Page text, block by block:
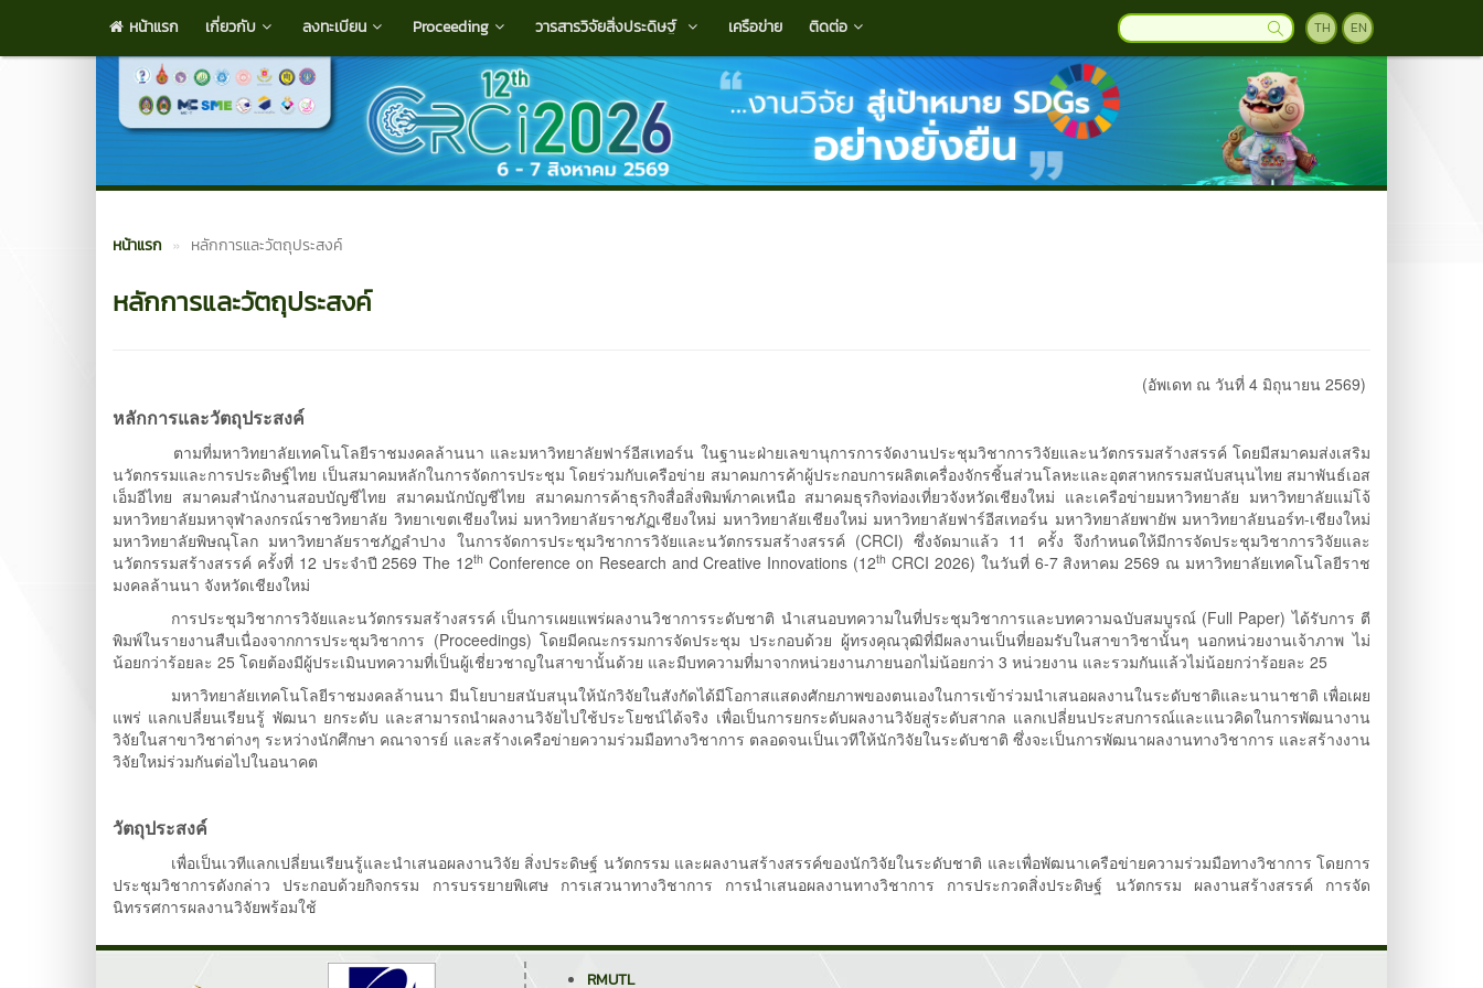
หน้าแรก เกี่ยวกับ ลงทะเบียน Proceeding วารสารวิจัยสิ่งประดิษฐ์ เครือข่าย ติดต่อ TH EN
หน้าแรก หลักการและวัตถุประสงค์
หลักการและวัตถุประสงค์
(อัพเดท ณ วันที่ 4 มิถุนายน 2569)
หลักการและวัตถุประสงค์
ตามที่มหาวิทยาลัยเทคโนโลยีราชมงคลล้านนา และมหาวิทยาลัยฟาร์อีสเทอร์น ในฐานะฝ่ายเลขานุการการจัดงานประชุมวิชาการวิจัยและนวัตกรรมสร้างสรรค์ โดยมีสมาคมส่งเสริม
นวัตกรรมและการประดิษฐ์ไทย เป็นสมาคมหลักในการจัดการประชุม โดยร่วมกับเครือข่าย สมาคมการค้าผู้ประกอบการผลิตเครื่องจักรชิ้นส่วนโลหะและอุตสาหกรรมสนับสนุนไทย สมาพันธ์เอส
เอ็มอีไทย สมาคมสำนักงานสอบบัญชีไทย สมาคมนักบัญชีไทย สมาคมการค้าธุรกิจสื่อสิ่งพิมพ์ภาคเหนือ สมาคมธุรกิจท่องเที่ยวจังหวัดเชียงใหม่ และเครือข่ายมหาวิทยาลัย มหาวิทยาลัยแม่โจ้
มหาวิทยาลัยมหาจุฬาลงกรณ์ราชวิทยาลัย วิทยาเขตเชียงใหม่ มหาวิทยาลัยราชภัฏเชียงใหม่ มหาวิทยาลัยเชียงใหม่ มหาวิทยาลัยฟาร์อีสเทอร์น มหาวิทยาลัยพายัพ มหาวิทยาลัยนอร์ท-เชียงใหม่
มหาวิทยาลัยพิษณุโลก มหาวิทยาลัยราชภัฏลำปาง ในการจัดการประชุมวิชาการวิจัยและนวัตกรรมสร้างสรรค์ (CRCI) ซึ่งจัดมาแล้ว 11 ครั้ง จึงกำหนดให้มีการจัดประชุมวิชาการวิจัยและ
นวัตกรรมสร้างสรรค์ ครั้งที่ 12 ประจำปี 2569 The 12th Conference on Research and Creative Innovations (12th CRCI 2026) ในวันที่ 6-7 สิงหาคม 2569 ณ มหาวิทยาลัยเทคโนโลยีราช
มงคลล้านนา จังหวัดเชียงใหม่
การประชุมวิชาการวิจัยและนวัตกรรมสร้างสรรค์ เป็นการเผยแพร่ผลงานวิชาการระดับชาติ นำเสนอบทความในที่ประชุมวิชาการและบทความฉบับสมบูรณ์ (Full Paper) ได้รับการ ตี
พิมพ์ในรายงานสืบเนื่องจากการประชุมวิชาการ (Proceedings) โดยมีคณะกรรมการจัดประชุม ประกอบด้วย ผู้ทรงคุณวุฒิที่มีผลงานเป็นที่ยอมรับในสาขาวิชานั้นๆ นอกหน่วยงานเจ้าภาพ ไม่
น้อยกว่าร้อยละ 25 โดยต้องมีผู้ประเมินบทความที่เป็นผู้เชี่ยวชาญในสาขานั้นด้วย และมีบทความที่มาจากหน่วยงานภายนอกไม่น้อยกว่า 3 หน่วยงาน และรวมกันแล้วไม่น้อยกว่าร้อยละ 25
มหาวิทยาลัยเทคโนโลยีราชมงคลล้านนา มีนโยบายสนับสนุนให้นักวิจัยในสังกัดได้มีโอกาสแสดงศักยภาพของตนเองในการเข้าร่วมนำเสนอผลงานในระดับชาติและนานาชาติ เพื่อเผย
แพร่ แลกเปลี่ยนเรียนรู้ พัฒนา ยกระดับ และสามารถนำผลงานวิจัยไปใช้ประโยชน์ได้จริง เพื่อเป็นการยกระดับผลงานวิจัยสู่ระดับสากล แลกเปลี่ยนประสบการณ์และแนวคิดในการพัฒนางาน
วิจัยในสาขาวิชาต่างๆ ระหว่างนักศึกษา คณาจารย์ และสร้างเครือข่ายความร่วมมือทางวิชาการ ตลอดจนเป็นเวทีให้นักวิจัยในระดับชาติ ซึ่งจะเป็นการพัฒนาผลงานทางวิชาการ และสร้างงาน
วิจัยใหม่ร่วมกันต่อไปในอนาคต
วัตถุประสงค์
เพื่อเป็นเวทีแลกเปลี่ยนเรียนรู้และนำเสนอผลงานวิจัย สิ่งประดิษฐ์ นวัตกรรม และผลงานสร้างสรรค์ของนักวิจัยในระดับชาติ และเพื่อพัฒนาเครือข่ายความร่วมมือทางวิชาการ โดยการ
ประชุมวิชาการดังกล่าว ประกอบด้วยกิจกรรม การบรรยายพิเศษ การเสวนาทางวิชาการ การนำเสนอผลงานทางวิชาการ การประกวดสิ่งประดิษฐ์ นวัตกรรม ผลงานสร้างสรรค์ การจัด
นิทรรศการผลงานวิจัยพร้อมใช้
RMUTL